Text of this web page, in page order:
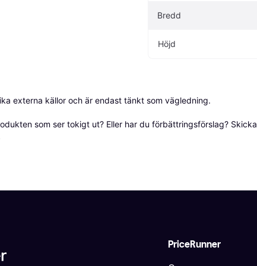
Bredd
Höjd
externa källor och är endast tänkt som vägledning.
som ser tokigt ut? Eller har du förbättringsförslag? Skicka
PriceRunner